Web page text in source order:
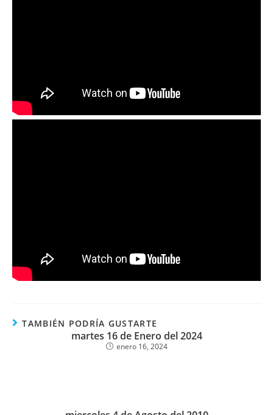
TAMBIÉN PODRÍA GUSTARTE
martes 16 de Enero del 2024
enero 16, 2024